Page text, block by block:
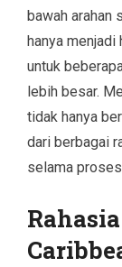
bawah arahan
hanya
untuk
lebih besar.
tidak hanya
dari berbagai
selama